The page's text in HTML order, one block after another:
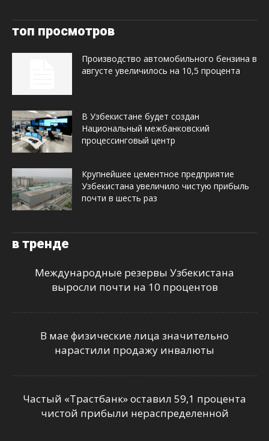
топ просмотров
Производство автомобильного бензина в
августе увеличилось на 10,5 процента
В Узбекистане будет создан
Национальный межбанковский
процессинговый центр
Крупнейшее цементное предприятие
Узбекистана увеличило чистую прибыль
почти в шесть раз
в тренде
Международные резервы Узбекистана
выросли почти на 10 процентов
В мае физические лица значительно
нарастили продажу инвалюты
Частый «Трастбанк» оставил 59,1 процента
чистой прибыли нераспределенной